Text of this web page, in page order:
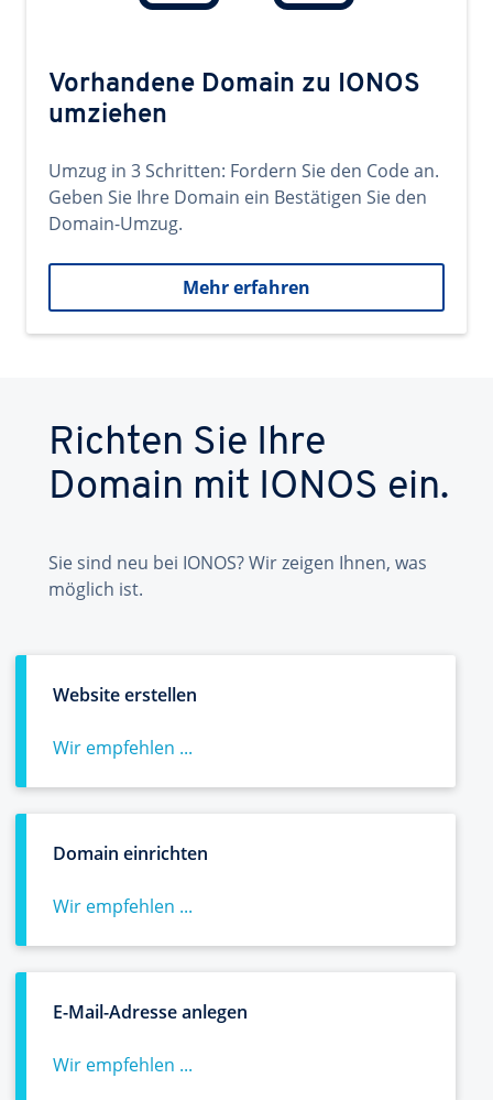
Vorhandene Domain zu IONOS
umziehen
Umzug in 3 Schritten: Fordern Sie den Code an.
Geben Sie Ihre Domain ein Bestätigen Sie den
Domain-Umzug.
Mehr erfahren
Richten Sie Ihre
Domain mit IONOS ein.
Sie sind neu bei IONOS? Wir zeigen Ihnen, was
möglich ist.
Website erstellen
Wir empfehlen ...
Domain einrichten
Wir empfehlen ...
E-Mail-Adresse anlegen
Wir empfehlen ...